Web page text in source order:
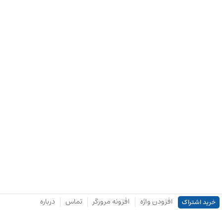
خرید اشتراک افزودن واژه افزونه مرورگر تماس درباره